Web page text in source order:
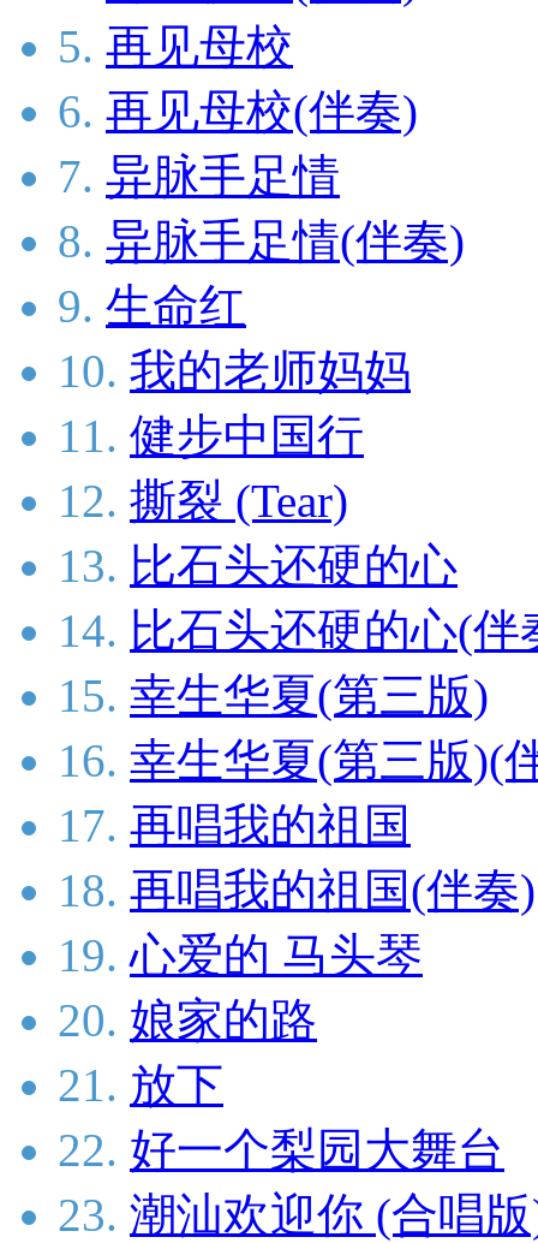
5. 再见母校
6. 再见母校(伴奏)
7. 异脉手足情
8. 异脉手足情(伴奏)
9. 生命红
10. 我的老师妈妈
11. 健步中国行
12. 撕裂 (Tear)
13. 比石头还硬的心
14. 比石头还硬的心(伴
15. 幸生华夏(第三版)
16. 幸生华夏(第三版)(
17. 再唱我的祖国
18. 再唱我的祖国(伴奏)
19. 心爱的 马头琴
20. 娘家的路
21. 放下
22. 好一个梨园大舞台
23. 潮汕欢迎你 (合唱